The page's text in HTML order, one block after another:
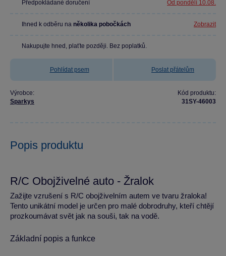
Předpokládané doručení Od pondělí 10.08.
Ihned k odběru na několika pobočkách Zobrazit
Nakupujte hned, plaťte později. Bez poplatků.
Pohlídat psem Poslat přátelům
Výrobce:
Sparkys
Kód produktu:
31SY-46003
Popis produktu
R/C Obojživelné auto - Žralok
Zažijte vzrušení s R/C obojživelním autem ve tvaru žraloka!
Tento unikátní model je určen pro malé dobrodruhy, kteří chtějí
prozkoumávat svět jak na souši, tak na vodě.
Základní popis a funkce